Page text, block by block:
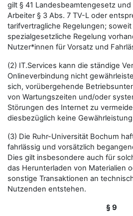
gilt § 41 Landesbeamtengesetz
Arbeiter § 3 Abs. 7 TV-L oder
tarifvertragliche Regelungen; soweit
spezialgesetzliche Regelung
Nutzer*innen für Vorsatz und
(2) IT.Services kann die ständige
Onlineverbindung nicht
sich, vorübergehende
von Wartungszeiten und/oder
Störungen des Internet zu
diesbezüglich keine
(3) Die Ruhr-Universität Bochum
fahrlässig und vorsätzlich
Dies gilt insbesondere auch für
das Herunterladen von Materialien
sonstige Transaktionen an
Nutzenden entstehen.
§ 9